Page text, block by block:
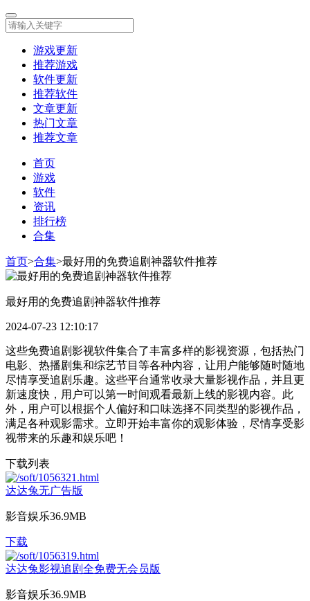
游戏更新
推荐游戏
软件更新
推荐软件
文章更新
热门文章
推荐文章
首页
游戏
软件
资讯
排行榜
合集
首页>合集>最好用的免费追剧神器软件推荐
最好用的免费追剧神器软件推荐
2024-07-23 12:10:17
这些免费追剧影视软件集合了丰富多样的影视资源，包括热门
电影、热播剧集和综艺节目等各种内容，让用户能够随时随地
尽情享受追剧乐趣。这些平台通常收录大量影视作品，并且更
新速度快，用户可以第一时间观看最新上线的影视内容。此
外，用户可以根据个人偏好和口味选择不同类型的影视作品，
满足各种观影需求。立即开始丰富你的观影体验，尽情享受影
视带来的乐趣和娱乐吧！
下载列表
达达兔无广告版
影音娱乐36.9MB
下载
达达兔影视追剧全免费无会员版
影音娱乐36.9MB